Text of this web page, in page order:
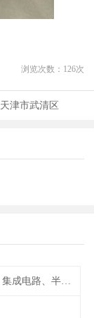
浏览次数： 126次
天津市武清区
主要应用于化工企业，集成电路、半导体、光伏电池